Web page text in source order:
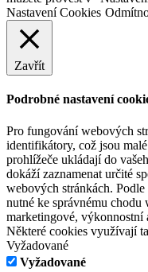
Nastavení Cookies
Zavřít
Podrobné nastavení
Pro fungování webových
identifikátory, což jsou
prohlížeče ukládají do
dokáží zaznamenat určité
webových stránkách.
nutné ke správnému
marketingové, výkonnostní
Některé cookies využívají
Vyžadované
Vyžadované